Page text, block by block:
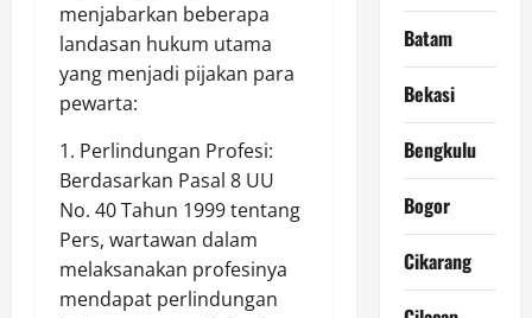
menjabarkan beberapa
landasan hukum utama
yang menjadi pijakan para
pewarta:
1. Perlindungan Profesi:
Berdasarkan Pasal 8 UU
No. 40 Tahun 1999 tentang
Pers, wartawan dalam
melaksanakan profesinya
mendapat perlindungan
Batam
Bekasi
Bengkulu
Bogor
Cikarang